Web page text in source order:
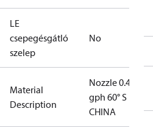
LE
csepegésgátló
szelep
No
Material
Description
Nozzle 0.40
gph 60° S
CHINA